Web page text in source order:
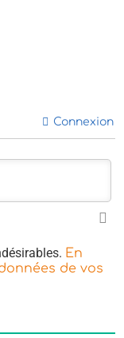
Connexion
En
de vos